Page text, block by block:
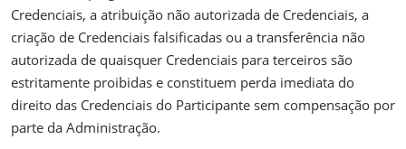
Credenciais, a atribuição não autorizada de Credenciais, a
criação de Credenciais falsificadas ou a transferência não
autorizada de quaisquer Credenciais para terceiros são
estritamente proibidas e constituem perda imediata do
direito das Credenciais do Participante sem compensação por
parte da Administração.